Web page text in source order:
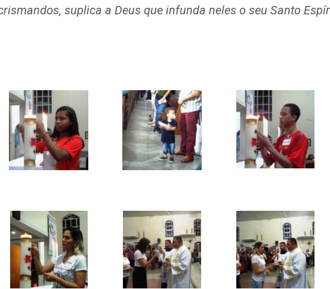
suplica a Deus que infunda neles o seu Santo